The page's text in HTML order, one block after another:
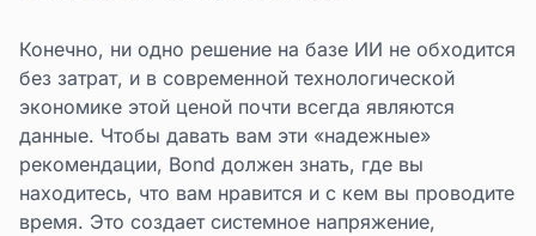
Конечно, ни одно решение на базе ИИ не обходится
без затрат, и в современной технологической
экономике этой ценой почти всегда являются
данные. Чтобы давать вам эти «надежные»
рекомендации, Bond должен знать, где вы
находитесь, что вам нравится и с кем вы проводите
время. Это создает системное напряжение,